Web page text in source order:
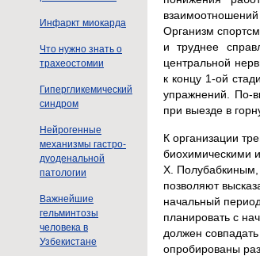
Инфаркт миокарда
Что нужно знать о
трахеостомии
Гипергликемический
синдром
Нейрогенные
механизмы гастро-
дуоденальной
патологии
Важнейшие
гельминтозы
человека в
Узбекистане
Организм
и труднее
центральной
к концу 1-ой
упражнений. По-
при выезде в
К организации
биохимическими
X. Полубабкиным,
позволяют
начальный
планировать с
должен
опробированы